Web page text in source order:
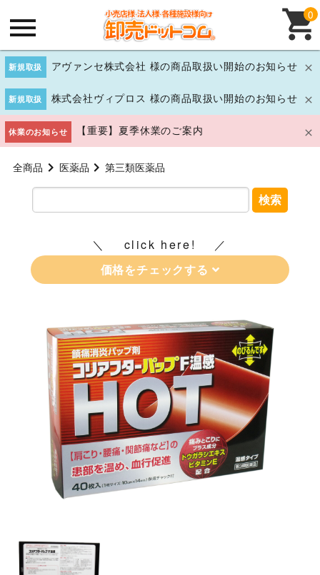
新規取扱 アヴァンセ株式会社 様の商品取扱い開始のお知らせ
新規取扱 株式会社ヴィプロス 様の商品取扱い開始のお知らせ
休業のお知らせ 【重要】夏季休業のご案内
0
全商品 医薬品 第三類医薬品
検索
click here!
価格をチェックする